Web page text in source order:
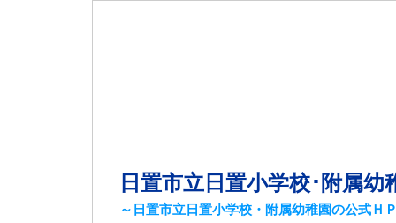
日置市立日置小学校･附属幼
～日置市立日置小学校・附属幼稚園の公式Ｈ